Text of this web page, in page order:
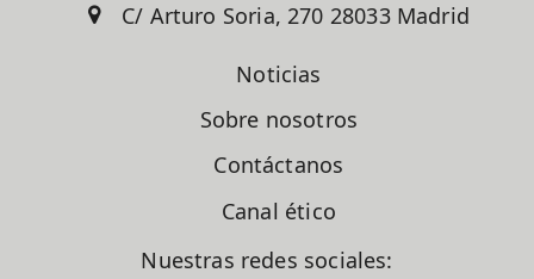
C/ Arturo Soria, 270 28033 Madrid
Noticias
Sobre nosotros
Contáctanos
Canal ético
Nuestras redes sociales: